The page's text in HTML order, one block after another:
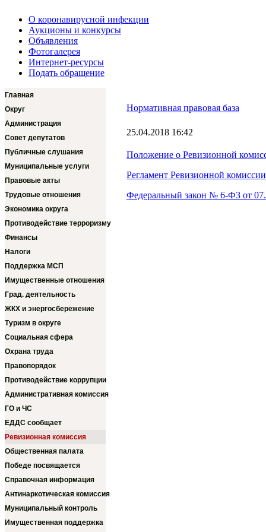
О коронавирусной инфекции
Аукционы и конкурсы
Объявления
Фотогалерея
Интернет-ресурсы
Подать обращение
Главная
Округ
Администрация
Совет депутатов
Публичные слушания
Муниципальные услуги
Правовые акты
Трудовые отношения
Экономика округа
Противодействие терроризму
Финансы
Налоги
Поддержка МСП
Имущественные отношения
Град. деятельность
ЖКХ и энергосбережение
Туризм в округе
Социальная сфера
Охрана труда
Правопорядок
Противодействие коррупции
Административная комиссия
ГО и ЧС
ЕДДС сообщает
Ревизионная комиссия
Общественная палата
Победе посвящается
Справочная информация
Антинаркотическая комиссия
Муниципальный контроль
Имущественная поддержка
Нормативная правовая база
25.04.2018 16:42
Положение о Ревизионной
Регламент Ревизионной комиссии
Федеральный закон № 6-ФЗ от